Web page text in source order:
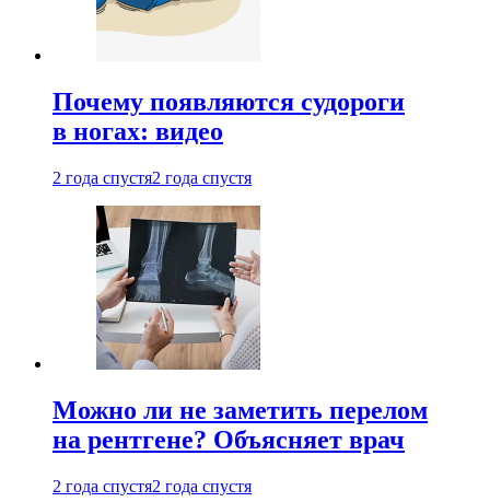
Почему появляются судороги
в ногах: видео
2 года спустя2 года спустя
Можно ли не заметить перелом
на рентгене? Объясняет врач
2 года спустя2 года спустя